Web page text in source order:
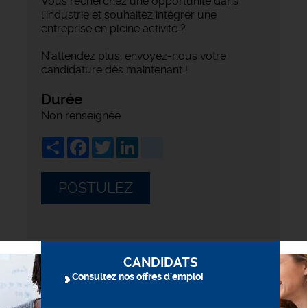
l'industrie et souhaitez intégrer une
entreprise en pleine activité ?
N'attendez plus, envoyez-nous votre
candidature dès maintenant !
Durée
Non renseignée
ShareFacebook
Twitter
POSTULEZ
CANDIDATS
Consultez nos offres d'emploi